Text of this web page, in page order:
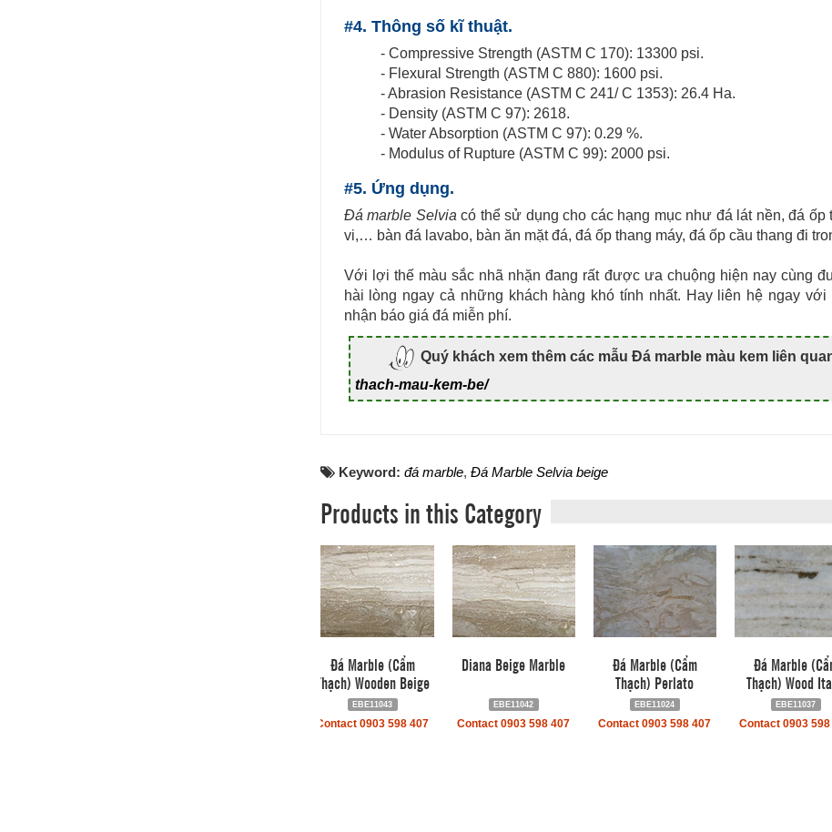
#4. Thông số kĩ thuật.
- Compressive Strength (ASTM C 170): 13300 psi.
- Flexural Strength (ASTM C 880): 1600 psi.
- Abrasion Resistance (ASTM C 241/ C 1353): 26.4 Ha.
- Density (ASTM C 97): 2618.
- Water Absorption (ASTM C 97): 0.29 %.
- Modulus of Rupture (ASTM C 99): 2000 psi.
#5. Ứng dụng.
Đá marble Selvia có thể sử dụng cho các hạng mục như đá lát nền, đá
vi,… bàn đá lavabo, bàn ăn mặt đá, đá ốp thang máy, đá ốp cầu thang đi
Với lợi thế màu sắc nhã nhặn đang rất được ưa chuộng hiện nay cùng
hài lòng ngay cả những khách hàng khó tính nhất. Hay liên hệ ngay
nhận báo giá đá miễn phí.
Quý khách xem thêm các mẫu Đá marble màu kem liên
thach-mau-kem-be/
Keyword: đá marble, Đá Marble Selvia beige
Products in this Category
Đá Marble (Cẩm
Thạch) Wooden Beige
EBE11043
Contact 0903 598 407
Diana Beige Marble
EBE11042
Contact 0903 598 407
Đá Marble (Cẩm
Thạch) Perlato
EBE11024
Contact 0903 598 407
Đá Marble
Thạch) Wood
EBE11037
Contact 0903 598